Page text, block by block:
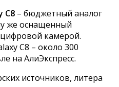
C8 – бюджетный аналог
же оснащенный
камерой.
C8 – около 300
на АлиЭкспресс.
источников, литера